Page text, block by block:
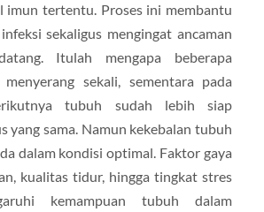
imun tertentu. Proses ini membantu
sekaligus mengingat ancaman
Itulah mengapa beberapa
sekali, sementara pada
tubuh sudah lebih siap
yang sama. Namun kekebalan tubuh
dalam kondisi optimal. Faktor gaya
kualitas tidur, hingga tingkat stres
kemampuan tubuh dalam